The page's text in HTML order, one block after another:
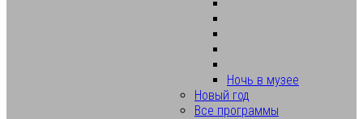
Ночь в музее
Новый год
Все программы